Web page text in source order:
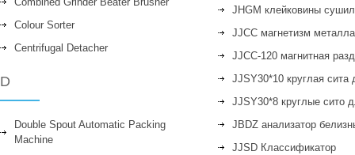
Colour Sorter
Centrifugal Detacher
D
Double Spout Automatic Packing
Machine
JHGM клейковины
JJCC магнетизм
JJCC-120 магнитная
JJSY30*10 круглая сита
JJSY30*8 круглые сито
JBDZ анализатор
JJSD Классификатор